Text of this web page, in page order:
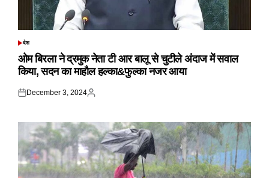
POSTED
देश
ओम बिरला ने द्रमुक नेता टी आर बालू से चुटीले अंदाज में सवाल
किया, सदन का माहौल हल्का&फुल्का नजर आया
Posted
December 3, 2024
Posted